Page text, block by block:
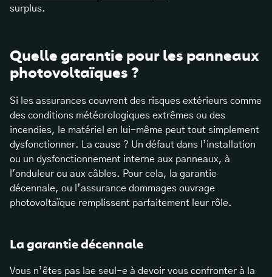
surplus.
Quelle garantie pour les panneaux
photovoltaïques ?
Si les assurances couvrent des risques extérieurs comme
des conditions météorologiques extrêmes ou des
incendies, le matériel en lui-même peut tout simplement
dysfonctionner. La cause ? Un défaut dans l’installation
ou un dysfonctionnement interne aux panneaux, à
l'onduleur ou aux câbles. Pour cela, la garantie
décennale, ou l’assurance dommages ouvrage
photovoltaïque remplissent parfaitement leur rôle.
La garantie décennale
Vous n’êtes pas lae seul-e à devoir vous confronter à la